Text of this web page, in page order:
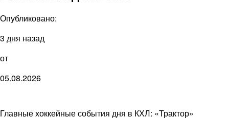
Опубликовано:
3 дня назад
от
05.08.2026
Главные хоккейные события дня в КХЛ: «Трактор»